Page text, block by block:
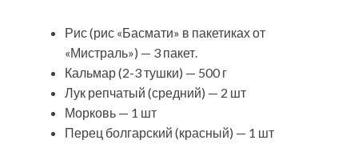
Рис (рис «Басмати» в пакетиках от
«Мистраль») — 3 пакет.
Кальмар (2-3 тушки) — 500 г
Лук репчатый (средний) — 2 шт
Морковь — 1 шт
Перец болгарский (красный) — 1 шт